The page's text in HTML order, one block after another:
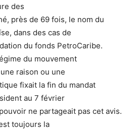
des
près de 69 fois, le nom du
dans des cas de
du fonds PetroCaribe.
du mouvement
raison ou une
fixait la fin du mandat
au 7 février
ne partageait pas cet avis.
toujours la